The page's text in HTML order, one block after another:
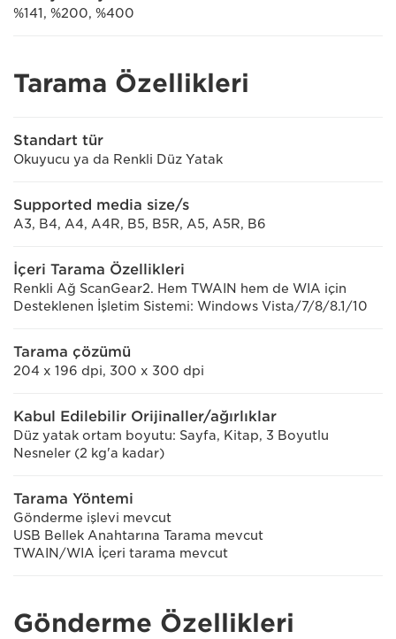
%141, %200, %400
Tarama Özellikleri
Standart tür
Okuyucu ya da Renkli Düz Yatak
Supported media size/s
A3, B4, A4, A4R, B5, B5R, A5, A5R, B6
İçeri Tarama Özellikleri
Renkli Ağ ScanGear2. Hem TWAIN hem de WIA için
Desteklenen İşletim Sistemi: Windows Vista/7/8/8.1/10
Tarama çözümü
204 x 196 dpi, 300 x 300 dpi
Kabul Edilebilir Orijinaller/ağırlıklar
Düz yatak ortam boyutu: Sayfa, Kitap, 3 Boyutlu
Nesneler (2 kg'a kadar)
Tarama Yöntemi
Gönderme işlevi mevcut
USB Bellek Anahtarına Tarama mevcut
TWAIN/WIA İçeri tarama mevcut
Gönderme Özellikleri